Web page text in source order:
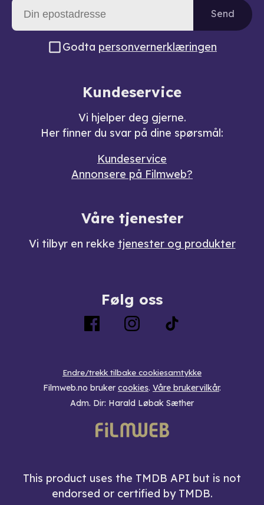
Send
Godta personvernerklæringen
Kundeservice
Vi hjelper deg gjerne.
Her finner du svar på dine spørsmål:
Kundeservice
Annonsere på Filmweb?
Våre tjenester
Vi tilbyr en rekke tjenester og produkter
Følg oss
Endre/trekk tilbake cookiesamtykke
Filmweb.no bruker cookies. Våre brukervilkår.
Adm. Dir: Harald Løbak Sæther
This product uses the TMDB API but is not
endorsed or certified by TMDB.